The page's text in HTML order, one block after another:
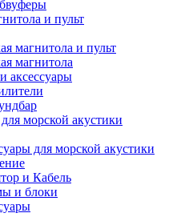
и пульт
магнитола и пульт
магнитола
аксессуары
морской акустики
для морской акустики
и Кабель
и блоки